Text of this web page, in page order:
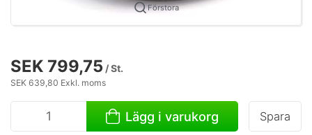
Förstora
SEK 799,75 / St.
SEK 639,80 Exkl. moms
Lägg i varukorg Spara